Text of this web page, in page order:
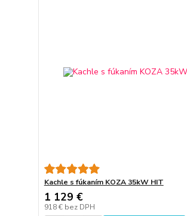
Kachle s fúkaním KOZA 35kW HIT
1 129 €
918 € bez DPH